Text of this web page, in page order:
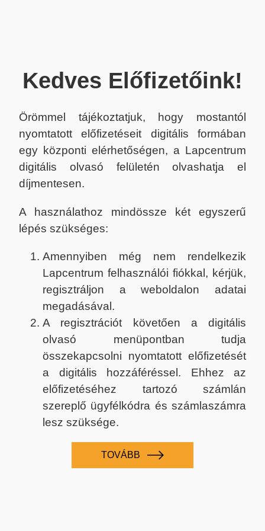
Kedves Előfizetőink!
Örömmel tájékoztatjuk, hogy mostantól
nyomtatott előfizetéseit digitális formában
egy központi elérhetőségen, a Lapcentrum
digitális olvasó felületén olvashatja el
díjmentesen.
A használathoz mindössze két egyszerű
lépés szükséges:
Amennyiben még nem rendelkezik
Lapcentrum felhasználói fiókkal, kérjük,
regisztráljon a weboldalon adatai
megadásával.
A regisztrációt követően a digitális
olvasó menüpontban tudja
összekapcsolni nyomtatott előfizetését
a digitális hozzáféréssel. Ehhez az
előfizetéséhez tartozó számlán
szereplő ügyfélkódra és számlaszámra
lesz szüksége.
TOVÁBB